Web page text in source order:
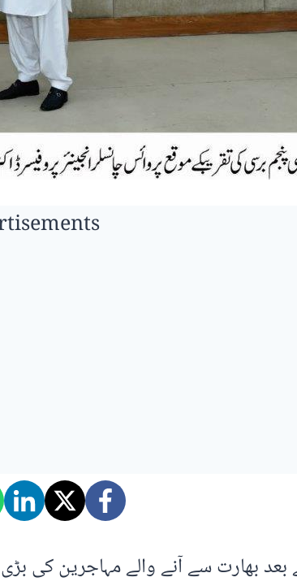
بھارت سے آنے والے مہاجرین کی بڑی